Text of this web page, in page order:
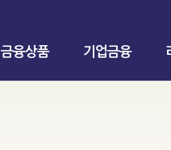
금융상품 기업금융